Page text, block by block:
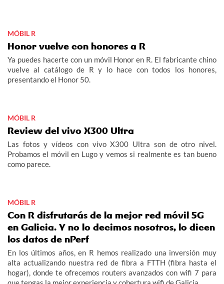
MÓBIL R
Honor vuelve con honores a R
Ya puedes hacerte con un móvil Honor en R. El fabricante chino
vuelve al catálogo de R y lo hace con todos los honores,
presentando el Honor 50.
MÓBIL R
Review del vivo X300 Ultra
Las fotos y vídeos con vivo X300 Ultra son de otro nivel.
Probamos el móvil en Lugo y vemos si realmente es tan bueno
como parece.
MÓBIL R
Con R disfrutarás de la mejor red móvil 5G
en Galicia. Y no lo decimos nosotros, lo dicen
los datos de nPerf
En los últimos años, en R hemos realizado una inversión muy
alta actualizando nuestra red de fibra a FTTH (fibra hasta el
hogar), donde te ofrecemos routers avanzados con wifi 7 para